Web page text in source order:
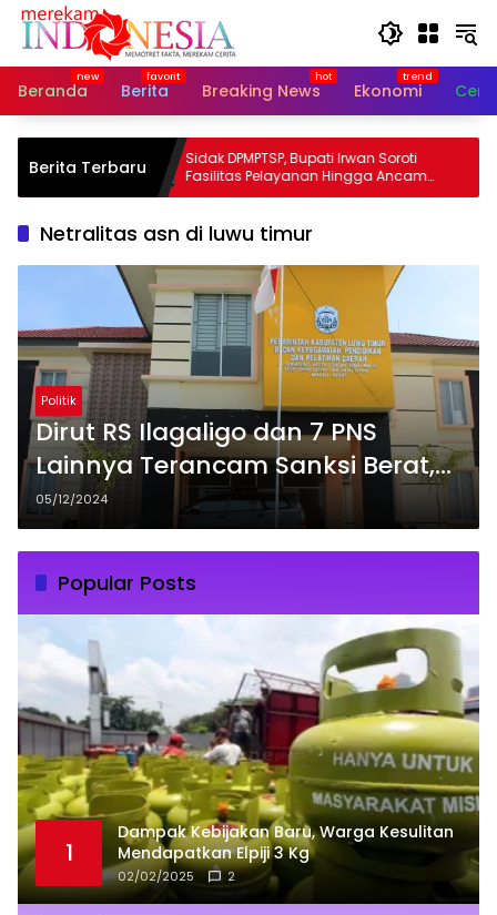
Langsung
Beranda
Berita Breaking News Ekonomi
Berita Terbaru
Sidak DPMPTSP, Bupati Irwan Soroti
Fasilitas Pelayanan Hingga Ancam
Sanksi Pelaku Usaha
Netralitas asn di luwu timur
Politik
Dirut RS Ilagaligo dan 7 PNS
Lainnya Terancam Sanksi Berat,
Netralitas ASN di Luwu Timur Jadi
Sorotan
05/12/2024
Popular Posts
1
Dampak Kebijakan Baru, Warga Kesulitan
Mendapatkan Elpiji 3 Kg
02/02/2025 2